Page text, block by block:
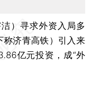
） 寻求外资入局多
称济青高铁）引入来
亿元投资，成“外